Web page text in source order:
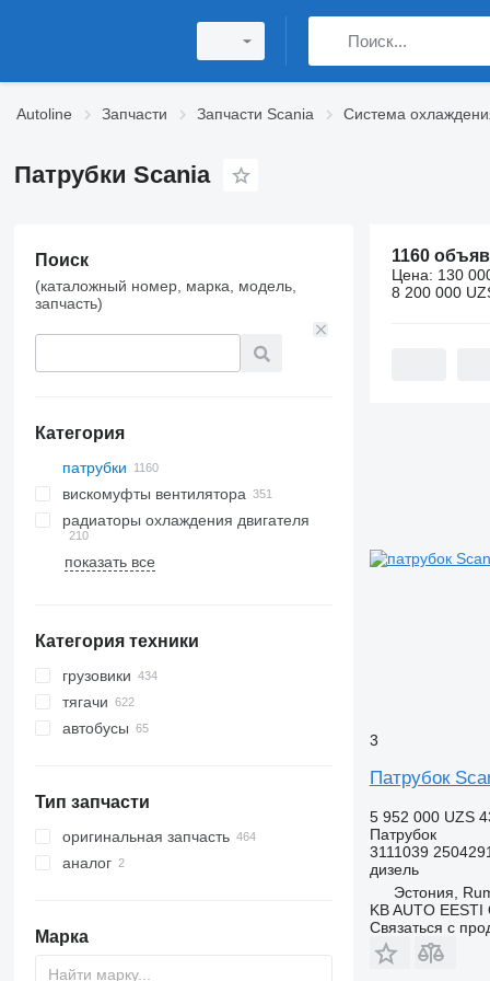
Autoline Запчасти Запчасти Scania Система
Патрубки Scania
Поиск
(каталожный номер, марка, модель,
запчасть)
Категория
патрубки
вискомуфты вентилятора
радиаторы охлаждения двигателя
показать все
Категория техники
грузовики
тягачи
автобусы
Тип запчасти
оригинальная запчасть
аналог
Марка
1160
Цена: 130
8 200 000
3
Патрубок
5 952 000 UZS
Патрубок
3111039 2504291
дизель
Эстония,
KB AUTO EESTI
Связаться с